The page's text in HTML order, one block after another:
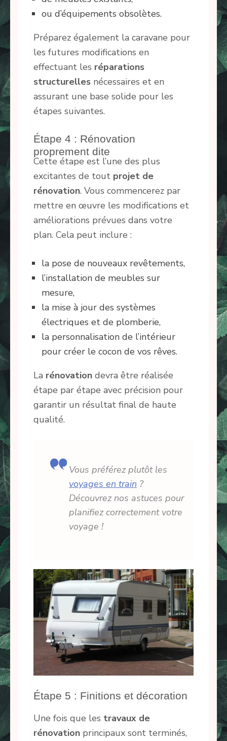
ou d’équipements obsolètes.
Préparez également la caravane pour
les futures modifications en
effectuant les réparations
structurelles nécessaires et en
assurant une base solide pour les
étapes suivantes.
Étape 4 : Rénovation
proprement dite
Cette étape est l’une des plus
excitantes de tout projet de
rénovation. Vous commencerez par
mettre en œuvre les modifications et
améliorations prévues dans votre
plan. Cela peut inclure :
la pose de nouveaux revêtements,
l’installation de meubles sur
mesure,
la mise à jour des systèmes
électriques et de plomberie,
la personnalisation de l’intérieur
pour créer le cocon de vos rêves.
La rénovation devra être réalisée
étape par étape avec précision pour
garantir un résultat final de haute
qualité.
Vous préférez plutôt les
voyages en train ?
Découvrez nos astuces pour
planifiez correctement votre
voyage !
Étape 5 : Finitions et décoration
Une fois que les travaux de
rénovation principaux sont terminés,